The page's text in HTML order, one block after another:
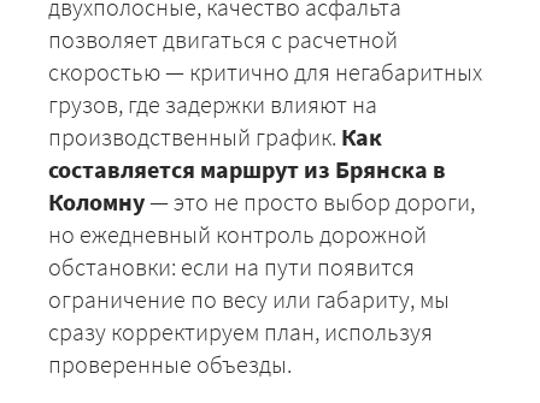
двухполосные, качество асфальта
позволяет двигаться с расчетной
скоростью — критично для негабаритных
грузов, где задержки влияют на
производственный график. Как
составляется маршрут из Брянска в
Коломну— это не просто выбор дороги,
но ежедневный контроль дорожной
обстановки: если на пути появится
ограничение по весу или габариту, мы
сразу корректируем план, используя
проверенные объезды.
+7 (499) 520-05-23